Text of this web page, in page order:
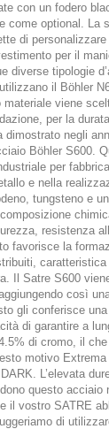
con un fodero
come optional. La
di personalizzare
per il
diverse tipologie
il Böhler
materiale viene
per la
dimostrato negli
Böhler S600.
per
e nella
tungsteno e
resistenza
favorisce la
Il Satre S600
così
gli conferisce
di garantire a
di cromo, il
motivo
L’elevata
questo
il vostro SATRE
di